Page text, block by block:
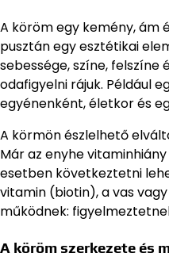
A köröm egy kemény, ám
pusztán egy esztétikai
sebessége, színe,
odafigyelni rájuk. Például
egyénenként, életkor és
A körmön észlelhető
Már az enyhe
esetben következtetni
vitamin (biotin), a vas
működnek:
A köröm szerkezete és